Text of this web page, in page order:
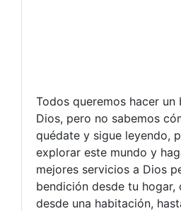
Todos queremos hacer un
Dios, pero no sabemos
quédate y sigue leyendo,
explorar este mundo y
mejores servicios a Dios
bendición desde tu hogar,
desde una habitación,